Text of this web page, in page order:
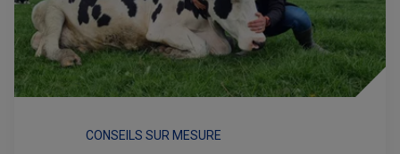
CONSEILS SUR MESURE